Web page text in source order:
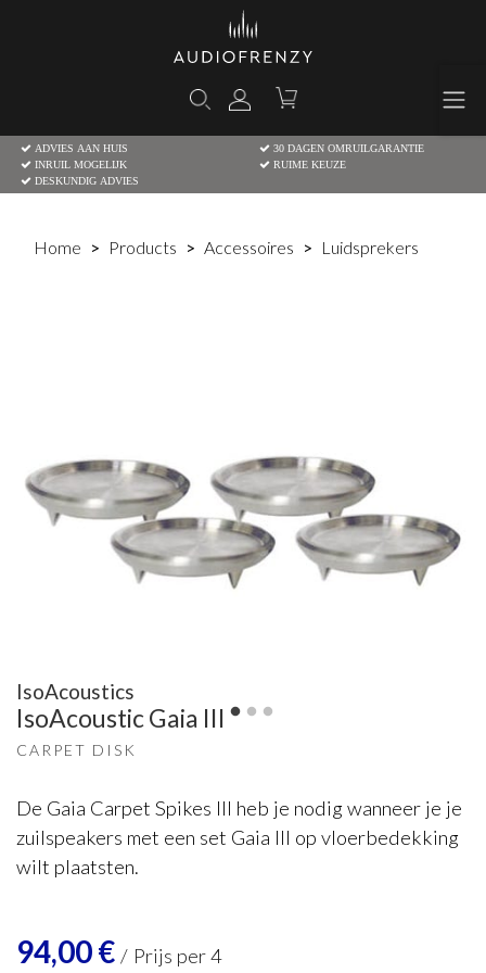
ADVIES AAN HUIS
30 DAGEN OMRUILGARANTIE
INRUIL MOGELIJK
RUIME KEUZE
DESKUNDIG ADVIES
Home Products Accessoires Luidsprekers
IsoAcoustics
IsoAcoustic Gaia III
CARPET DISK
De Gaia Carpet Spikes III heb je nodig wanneer je je
zuilspeakers met een set Gaia III op vloerbedekking
wilt plaatsten.
94,00€ / Prijs per 4